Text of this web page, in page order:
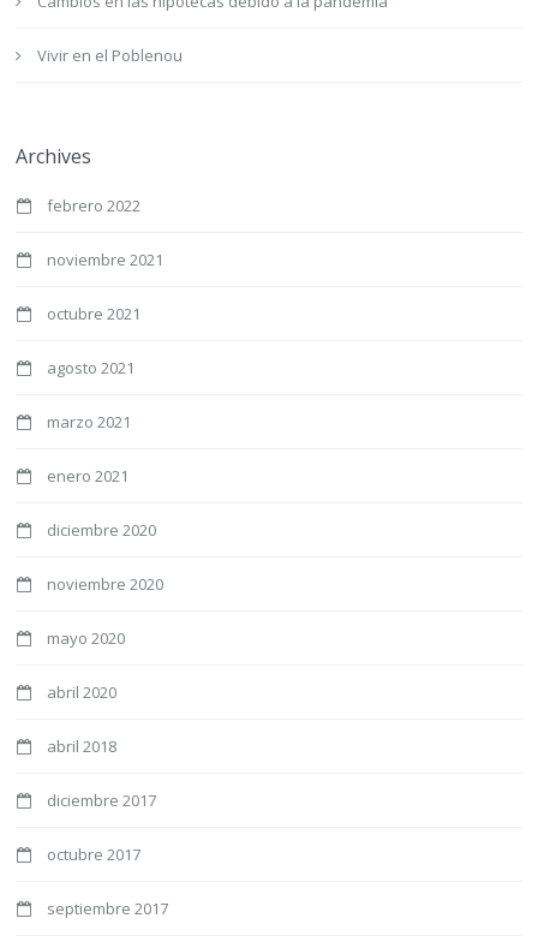
Vivir en el Poblenou
Archives
febrero 2022
noviembre 2021
octubre 2021
agosto 2021
marzo 2021
enero 2021
diciembre 2020
noviembre 2020
mayo 2020
abril 2020
abril 2018
diciembre 2017
octubre 2017
septiembre 2017